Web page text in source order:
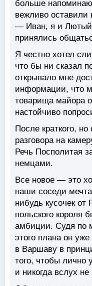
больше
вежливо оставили
— Иван, я и Лютый
принялись
Я честно хотел
что бы ни сказал
открывало мне
информации, что
товарища майора
настойчиво
После краткого,
разговора на
Речь Посполитая
немцами.
Все новое — это
наши соседи
нибудь кусочек
польского короля
амбиции. Судя по
этого плана он уже
в Варшаву в
того, чтобы лично
и никогда вслух не